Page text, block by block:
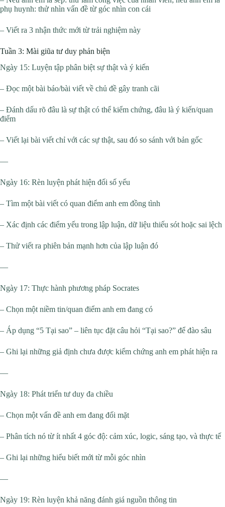
phụ huynh: thử nhìn vấn đề từ góc nhìn con cái
– Viết ra 3 nhận thức mới từ trải nghiệm này
Tuần 3: Mài giũa tư duy phản biện
Ngày 15: Luyện tập phân biệt sự thật và ý kiến
– Đọc một bài báo/bài viết về chủ đề gây tranh cãi
– Đánh dấu rõ đâu là sự thật có thể kiểm chứng, đâu là ý kiến/quan
điểm
– Viết lại bài viết chỉ với các sự thật, sau đó so sánh với bản gốc
—
Ngày 16: Rèn luyện phát hiện đối số yếu
– Tìm một bài viết có quan điểm anh em đồng tình
– Xác định các điểm yếu trong lập luận, dữ liệu thiếu sót hoặc sai lệch
– Thử viết ra phiên bản mạnh hơn của lập luận đó
—
Ngày 17: Thực hành phương pháp Socrates
– Chọn một niềm tin/quan điểm anh em đang có
– Áp dụng “5 Tại sao” – liên tục đặt câu hỏi “Tại sao?” để đào sâu
– Ghi lại những giả định chưa được kiểm chứng anh em phát hiện ra
—
Ngày 18: Phát triển tư duy đa chiều
– Chọn một vấn đề anh em đang đối mặt
– Phân tích nó từ ít nhất 4 góc độ: cảm xúc, logic, sáng tạo, và thực tế
– Ghi lại những hiểu biết mới từ mỗi góc nhìn
—
Ngày 19: Rèn luyện khả năng đánh giá nguồn thông tin